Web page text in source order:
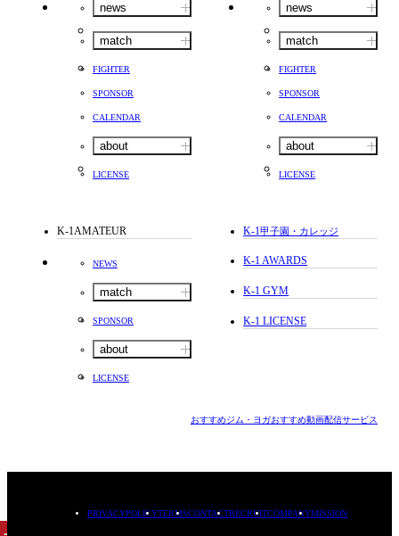
news
match
FIGHTER
SPONSOR
CALENDAR
about
LICENSE
news
match
FIGHTER
SPONSOR
CALENDAR
about
LICENSE
K-1AMATEUR
NEWS
match
SPONSOR
about
LICENSE
K-1甲子園・カレッジ
K-1 AWARDS
K-1 GYM
K-1 LICENSE
おすすめジム・ヨガおすすめ動画配信サービス
PRIVACYPOLICYTERMSCONTACTRECRUITCOMPANYMISSION